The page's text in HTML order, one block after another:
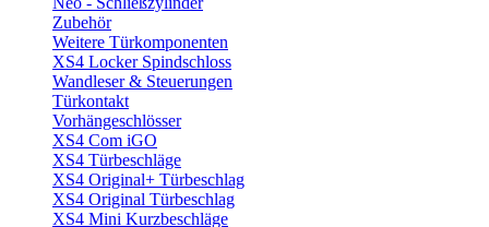
Zubehör
Weitere Türkomponenten
XS4 Locker Spindschloss
Wandleser & Steuerungen
Türkontakt
Vorhängeschlösser
XS4 Com iGO
XS4 Türbeschläge
XS4 Original+ Türbeschlag
XS4 Original Türbeschlag
XS4 Mini Kurzbeschläge